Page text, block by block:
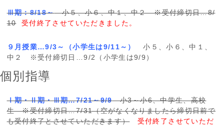
Ⅲ期：8/18～小５、小６、中１、中２ ※受付締切日…8/
10受付終了させていただきました。
９月授業…9/3～（小学生は9/11～）
小５、小６、中１、
中２ ※受付締切日…9/2（小学生は9/9）
個別指導
Ⅰ期・Ⅱ期・Ⅲ期…7/21～9/9小3～小6、中学生、高校
生 ※受付締切日…7/31（空がなくなりましたら締切日前で
も受付終了とさせていただきます）
受付終了させていただ